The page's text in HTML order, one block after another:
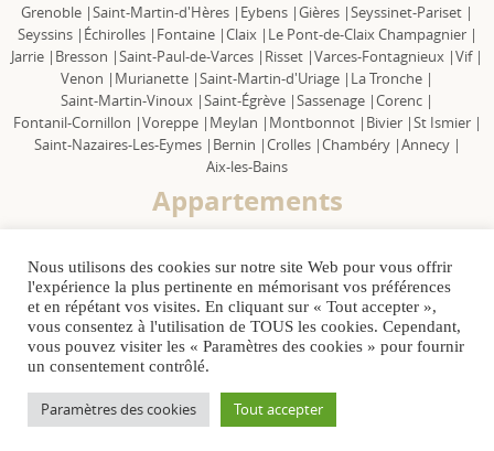
Grenoble |Saint-Martin-d'Hères | Eybens |Gières |Seyssinet-Pariset |
Seyssins | Échirolles | Fontaine |Claix | Le Pont-de-Claix Champagnier |
Jarrie | Bresson |Saint-Paul-de-Varces | Risset |Varces-Fontagnieux |Vif |
Venon | Murianette |Saint-Martin-d'Uriage | La Tronche |
Saint-Martin-Vinoux |Saint-Égrève |Sassenage |Corenc |
Fontanil-Cornillon |Voreppe | Meylan | Montbonnot | Bivier |St Ismier |
Saint-Nazaires-Les-Eymes | Bernin |Crolles |Chambéry |Annecy |
Aix-les-Bains
Appartements
Seyssins |Échirolles | Fontaine | Claix |
Le Pont-de-Claix Champagnier |
Jarrie |Bresson |Saint Paul-de-Varces |Risset |Varces-Fontagnieux |
Venon |Murianette | Saint-Martin-d'Uriage |La Tronche |
Saint-Martin-le-Vinoux |Saint-Égrève |Sassenage |Corenc |
Fontanil-Cornillon |Voreppe |Meylan |Montbonnot |Bivier |
Saint-Ismier |Saint-Nazaires-Les-Eymes |
Annecy |Aix-les-Bains
Copyright © 2022 Labelimmo.Mentions Légales
Nous utilisons des cookies sur notre site Web pour vous offrir
l'expérience la plus pertinente en mémorisant vos préférences
et en répétant vos visites. En cliquant sur « Tout accepter »,
vous consentez à l'utilisation de TOUS les cookies. Cependant,
vous pouvez visiter les « Paramètres des cookies » pour fournir
un consentement contrôlé.
Paramètres des cookies Tout accepter